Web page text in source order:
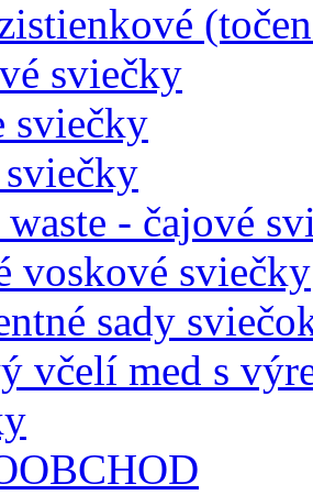
sviečky
sviečky
- čajové
voskové sviečky
sady
včelí med s